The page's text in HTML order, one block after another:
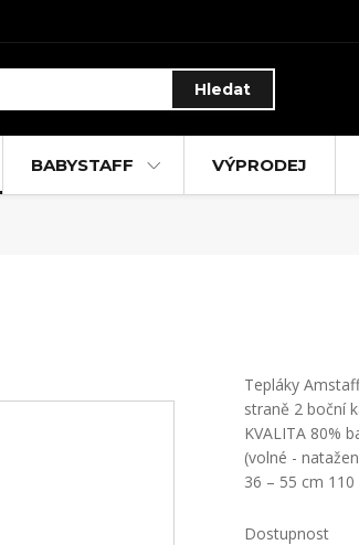
Hledat
BABYSTAFF VÝPRODEJ
Tepláky
straně 2 boční
KVALITA 80%
(volné -
36 – 55 cm
Dostupnost